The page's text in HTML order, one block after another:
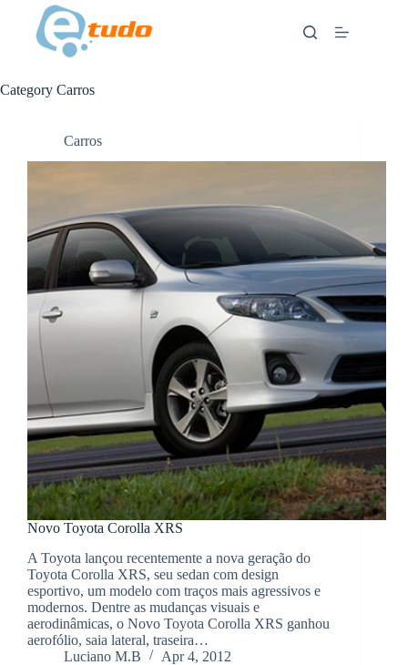
content
Category Carros
Carros
Novo Toyota Corolla XRS
A Toyota lançou recentemente a nova geração do
Toyota Corolla XRS, seu sedan com design
esportivo, um modelo com traços mais agressivos e
modernos. Dentre as mudanças visuais e
aerodinâmicas, o Novo Toyota Corolla XRS ganhou
aerofólio, saia lateral, traseira…
Luciano M.B
Apr 4, 2012